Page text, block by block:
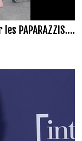
PAPARAZZIS....